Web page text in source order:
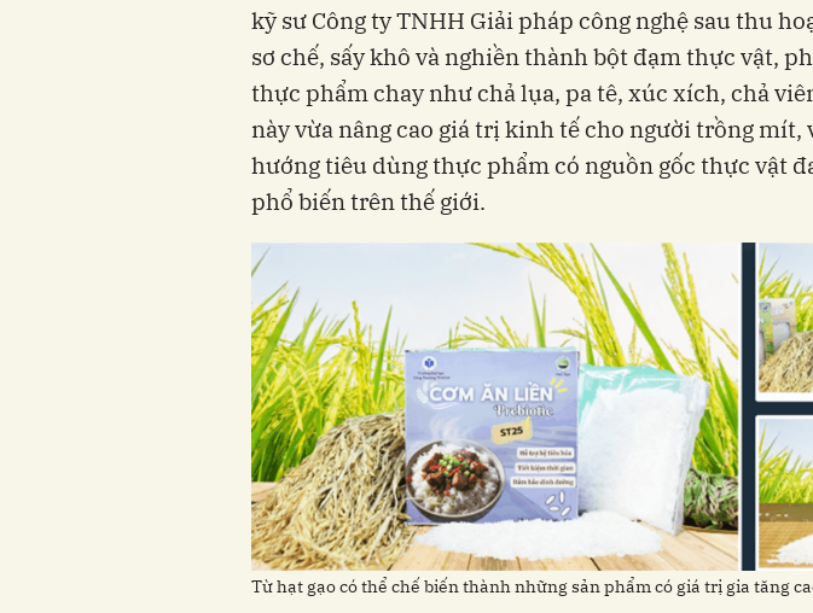
kỹ sư Công ty TNHH Giải pháp công nghệ sau thu
sơ chế, sấy khô và nghiền thành bột đạm thực vật,
thực phẩm chay như chả lụa, pa tê, xúc xích, chả
này vừa nâng cao giá trị kinh tế cho người trồng mít,
hướng tiêu dùng thực phẩm có nguồn gốc thực vật
phổ biến trên thế giới.
Từ hạt gạo có thể chế biến thành những sản phẩm có giá trị gia tăng